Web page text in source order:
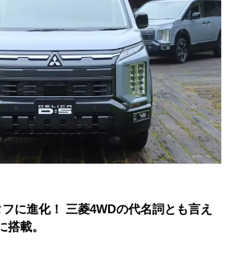
に進化！ 三菱4WDの代名詞とも言え
搭載。